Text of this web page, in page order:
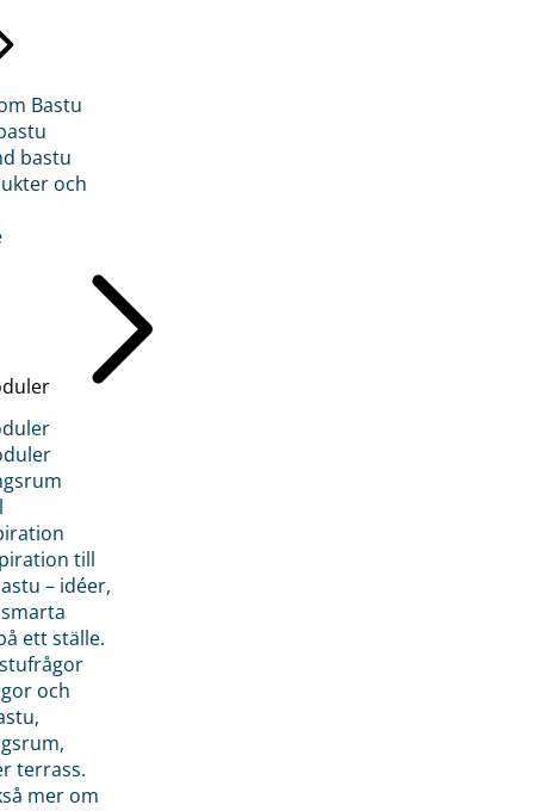
Bastu
bastu
och
till
– idéer,
ett ställe.
och
terrass.
mer om